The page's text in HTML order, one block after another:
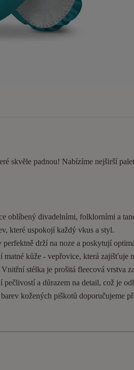
skvěle padnou! Nabízíme nejširší
oblíbený divadelními, folklorními a
které uspokojí každý vkus a styl.
drží na noze a poskytují
matné kůže - vepřovice, která zajišťuje
stélka je prošitá fleecová vrstva
pečlivostí a důrazem na detail, což je
kožených piškotů doporučujeme